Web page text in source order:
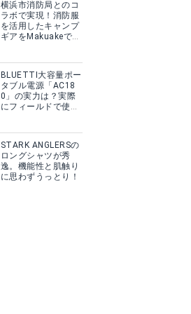
横浜市消防局とのコ
ラボで実現！消防服
を活用したキャンプ
ギアをMakuakeで予
BLUETTI大容量ポー
タブル電源「AC18
0」の実力は？実際
にフィールドで使用
STARK ANGLERSの
ロングシャツが秀
逸。機能性と肌触り
に思わずうっとり！